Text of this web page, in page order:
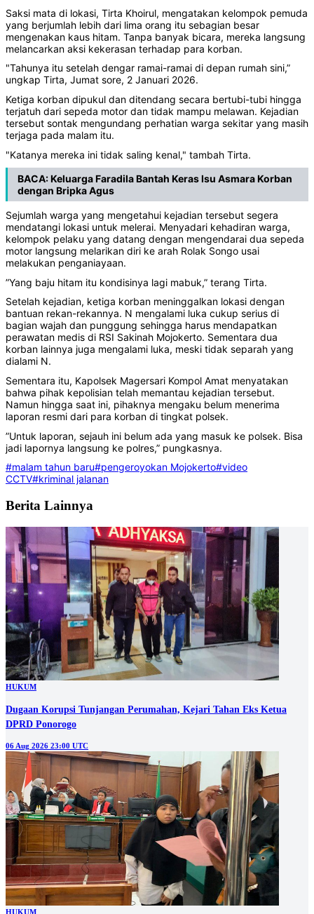
Saksi mata di lokasi, Tirta Khoirul, mengatakan kelompok pemuda
yang berjumlah lebih dari lima orang itu sebagian besar
mengenakan kaus hitam. Tanpa banyak bicara, mereka langsung
melancarkan aksi kekerasan terhadap para korban.
"Tahunya itu setelah dengar ramai-ramai di depan rumah sini,”
ungkap Tirta, Jumat sore, 2 Januari 2026.
Ketiga korban dipukul dan ditendang secara bertubi-tubi hingga
terjatuh dari sepeda motor dan tidak mampu melawan. Kejadian
tersebut sontak mengundang perhatian warga sekitar yang masih
terjaga pada malam itu.
"Katanya mereka ini tidak saling kenal," tambah Tirta.
BACA:Keluarga Faradila Bantah Keras Isu Asmara Korban
dengan Bripka Agus
Sejumlah warga yang mengetahui kejadian tersebut segera
mendatangi lokasi untuk melerai. Menyadari kehadiran warga,
kelompok pelaku yang datang dengan mengendarai dua sepeda
motor langsung melarikan diri ke arah Rolak Songo usai
melakukan penganiayaan.
”Yang baju hitam itu kondisinya lagi mabuk,” terang Tirta.
Setelah kejadian, ketiga korban meninggalkan lokasi dengan
bantuan rekan-rekannya. N mengalami luka cukup serius di
bagian wajah dan punggung sehingga harus mendapatkan
perawatan medis di RSI Sakinah Mojokerto. Sementara dua
korban lainnya juga mengalami luka, meski tidak separah yang
dialami N.
Sementara itu, Kapolsek Magersari Kompol Amat menyatakan
bahwa pihak kepolisian telah memantau kejadian tersebut.
Namun hingga saat ini, pihaknya mengaku belum menerima
laporan resmi dari para korban di tingkat polsek.
”Untuk laporan, sejauh ini belum ada yang masuk ke polsek. Bisa
jadi lapornya langsung ke polres,” pungkasnya.
#malam tahun baru#pengeroyokan Mojokerto#video
CCTV#kriminal jalanan
Berita Lainnya
HUKUM
Dugaan Korupsi Tunjangan Perumahan, Kejari Tahan Eks Ketua
DPRD Ponorogo
06 Aug 2026 23:00 UTC
HUKUM